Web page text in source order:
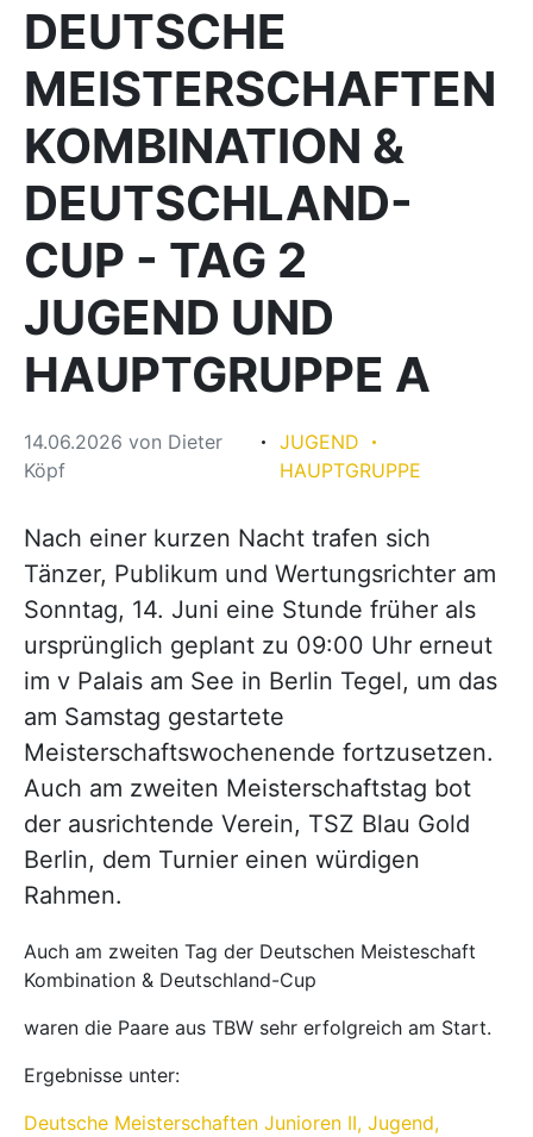
DEUTSCHE
MEISTERSCHAFTEN
KOMBINATION &
DEUTSCHLAND-
CUP - TAG 2
JUGEND UND
HAUPTGRUPPE A
14.06.2026 von Dieter
Köpf
JUGEND
HAUPTGRUPPE
Nach einer kurzen Nacht trafen sich
Tänzer, Publikum und Wertungsrichter am
Sonntag, 14. Juni eine Stunde früher als
ursprünglich geplant zu 09:00 Uhr erneut
im v Palais am See in Berlin Tegel, um das
am Samstag gestartete
Meisterschaftswochenende fortzusetzen.
Auch am zweiten Meisterschaftstag bot
der ausrichtende Verein, TSZ Blau Gold
Berlin, dem Turnier einen würdigen
Rahmen.
Auch am zweiten Tag der Deutschen Meisteschaft
Kombination & Deutschland-Cup
waren die Paare aus TBW sehr erfolgreich am Start.
Ergebnisse unter:
Deutsche Meisterschaften Junioren II, Jugend,